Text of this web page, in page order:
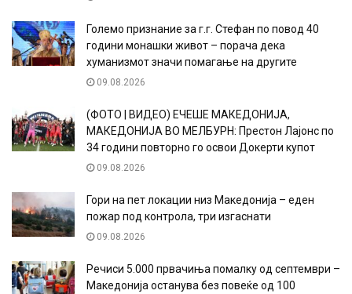
Големо признание за г.г. Стефан по повод 40
години монашки живот – порача дека
хуманизмот значи помагање на другите
09.08.2026
(ФОТО | ВИДЕО) ЕЧЕШЕ МАКЕДОНИЈА,
МАКЕДОНИЈА ВО МЕЛБУРН: Престон Лајонс по
34 години повторно го освои Докерти купот
09.08.2026
Гори на пет локации низ Македонија – еден
пожар под контрола, три изгаснати
09.08.2026
Речиси 5.000 првачиња помалку од септември –
Македонија останува без повеќе од 100